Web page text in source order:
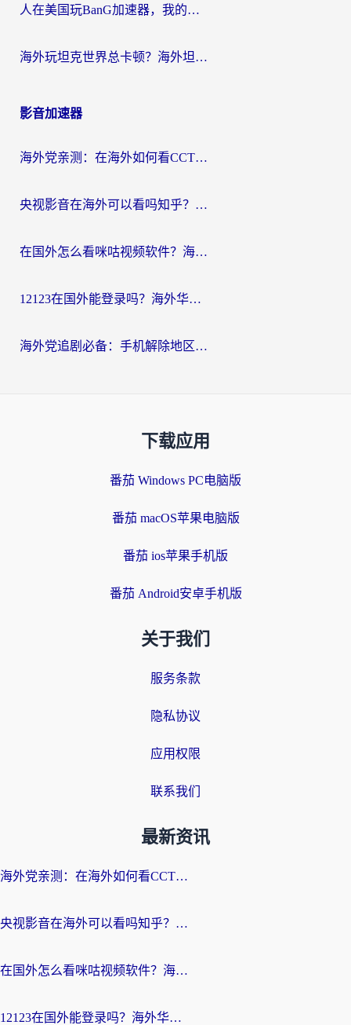
人在美国玩BanG加速器，我的延迟终于绿了
海外玩坦克世界总卡顿？海外坦克世界加速器有哪些？实测好用的选择在这里
影音加速器
海外党亲测：在海外如何看CCTV？告别“仅限大陆播放”的实用指南
央视影音在海外可以看吗知乎？留学生亲测：3步解决地域限制+追剧自由
在国外怎么看咪咕视频软件？海外党亲测有效的回国加速方案
12123在国外能登录吗？海外华人必看的回国加速实用指南
海外党追剧必备：手机解除地区限制app怎么选？解决央视视频&国内剧地区限制全指南
下载应用
番茄 Windows PC电脑版
番茄 macOS苹果电脑版
番茄 ios苹果手机版
番茄 Android安卓手机版
关于我们
服务条款
隐私协议
应用权限
联系我们
最新资讯
海外党亲测：在海外如何看CCTV？告别“仅限大陆播放”的实用指南
央视影音在海外可以看吗知乎？留学生亲测：3步解决地域限制+追剧自由
在国外怎么看咪咕视频软件？海外党亲测有效的回国加速方案
12123在国外能登录吗？海外华人必看的回国加速实用指南